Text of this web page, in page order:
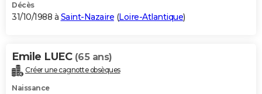
Décès
31/10/1988 à Saint-Nazaire (Loire-Atlantique)
Emile LUEC (65 ans)
Créer une cagnotte obsèques
Naissance